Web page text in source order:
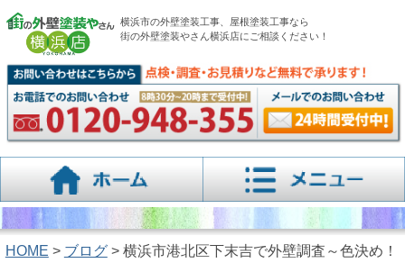
横浜市の外壁塗装工事、屋根塗装工事なら
街の外壁塗装やさん横浜店にご相談ください！
HOME > ブログ> 横浜市港北区下末吉で外壁調査～色決め！